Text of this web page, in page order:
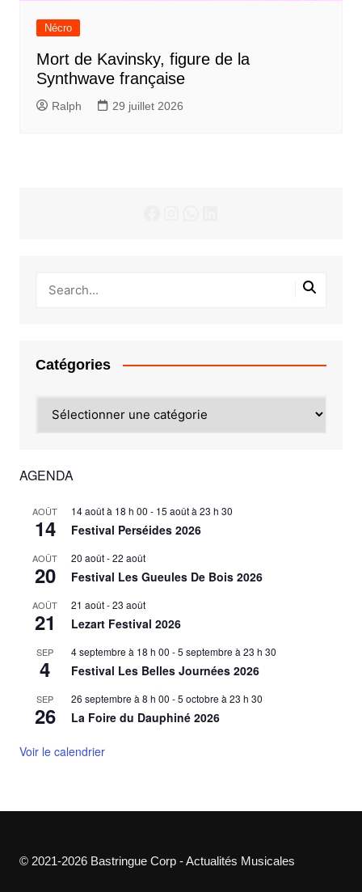
Nécro
Mort de Kavinsky, figure de la
Synthwave française
Ralph 29 juillet 2026
Catégories
AGENDA
AOÛT
14
14 août à 18 h 00 - 15 août à 23 h 30
Festival Perséides 2026
AOÛT
20
20 août-22 août
Festival Les Gueules De Bois 2026
AOÛT
21
21 août-23 août
Lezart Festival 2026
SEP
4
4 septembre à 18 h 00 -5 septembre à 23 h 30
Festival Les Belles Journées 2026
SEP
26
26 septembre à 8 h 00 -5 octobre à 23 h 30
La Foire du Dauphiné 2026
Voir le calendrier
© 2021-2026 Bastringue Corp - Actualités Musicales